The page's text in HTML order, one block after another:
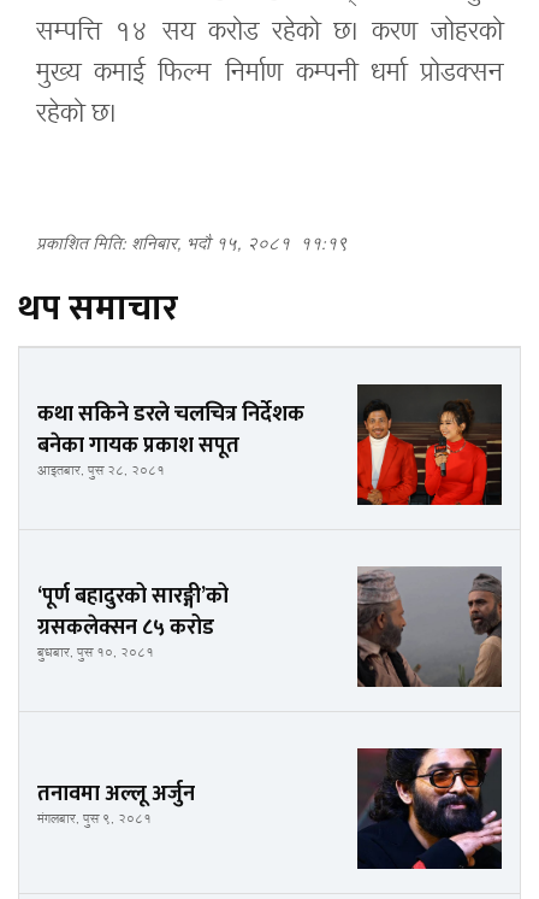
सम्पत्ति १४ सय करोड रहेको छ। करण जोहरको
मुख्य कमाई फिल्म निर्माण कम्पनी धर्मा प्रोडक्सन
रहेको छ।
प्रकाशित मिति: शनिबार, भदौ १५, २०८१ ११:१९
थप समाचार
कथा सकिने डरले चलचित्र निर्देशक
बनेका गायक प्रकाश सपूत
आइतबार, पुस २८, २०८१
‘पूर्ण बहादुरको सारङ्गी’को
ग्रसकलेक्सन ८५ करोड
बुधबार, पुस १०, २०८१
तनावमा अल्लू अर्जुन
मंगलबार, पुस ९, २०८१